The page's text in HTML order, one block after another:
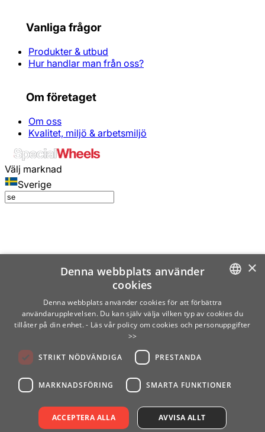
Vanliga frågor
Produkter & utbud
Hur handlar man från oss?
Om företaget
Om oss
Kvalitet, miljö & arbetsmiljö
Välj marknad
Sverige
SWEDISH
×
Denna webbplats använder
cookies
Denna webbplats använder cookies för att förbättra
användarupplevelsen. Du kan själv välja vilken typ av cookies du
tillåter på din enhet. - Läs vår policy om cookies och personuppgifter
>>
STRIKT NÖDVÄNDIGA PRESTANDA
MARKNADSFÖRING SMARTA FUNKTIONER
ACCEPTERA ALLA AVVISA ALLT